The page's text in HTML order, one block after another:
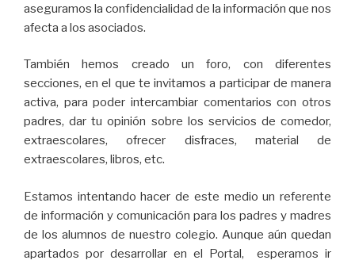
aseguramos la confidencialidad de la información que nos
afecta a los asociados.
También hemos creado un foro, con diferentes
secciones, en el que te invitamos a participar de manera
activa, para poder intercambiar comentarios con otros
padres, dar tu opinión sobre los servicios de comedor,
extraescolares, ofrecer disfraces, material de
extraescolares, libros, etc.
Estamos intentando hacer de este medio un referente
de información y comunicación para los padres y madres
de los alumnos de nuestro colegio. Aunque aún quedan
apartados por desarrollar en el Portal, esperamos ir